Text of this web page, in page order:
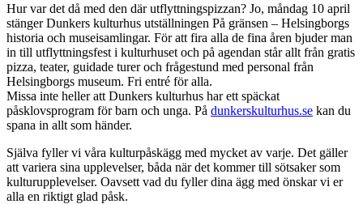
Hur var det då med den där utflyttningspizzan? Jo, måndag 10 april
stänger Dunkers kulturhus utställningen På gränsen – Helsingborgs
historia och museisamlingar. För att fira alla de fina åren bjuder man
in till utflyttningsfest i kulturhuset och på agendan står allt från gratis
pizza, teater, guidade turer och frågestund med personal från
Helsingborgs museum. Fri entré för alla.
Missa inte heller att Dunkers kulturhus har ett späckat
påsklovsprogram för barn och unga. På dunkerskulturhus.se kan du
spana in allt som händer.
Själva fyller vi våra kulturpåskägg med mycket av varje. Det gäller
att variera sina upplevelser, båda när det kommer till sötsaker som
kulturupplevelser. Oavsett vad du fyller dina ägg med önskar vi er
alla en riktigt glad påsk.